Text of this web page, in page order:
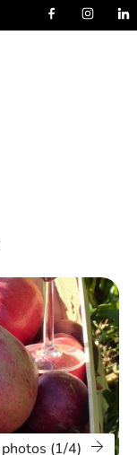
(1/4)